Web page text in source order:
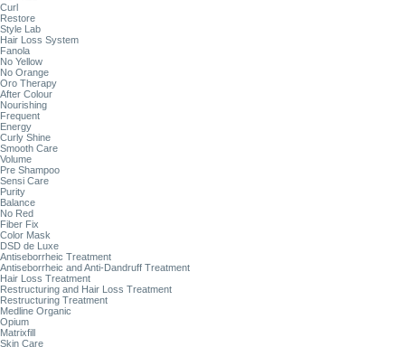
Curl
Restore
Style Lab
Hair Loss System
Fanola
No Yellow
No Orange
Oro Therapy
After Colour
Nourishing
Frequent
Energy
Curly Shine
Smooth Care
Volume
Pre Shampoo
Sensi Care
Purity
Balance
No Red
Fiber Fix
Color Mask
DSD de Luxe
Antiseborrheic Treatment
Antiseborrheic and Anti-Dandruff Treatment
Hair Loss Treatment
Restructuring and Hair Loss Treatment
Restructuring Treatment
Medline Organic
Opium
Matrixfill
Skin Care